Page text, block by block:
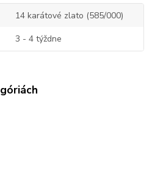
14 karátové zlato (585/000)
3 - 4 týždne